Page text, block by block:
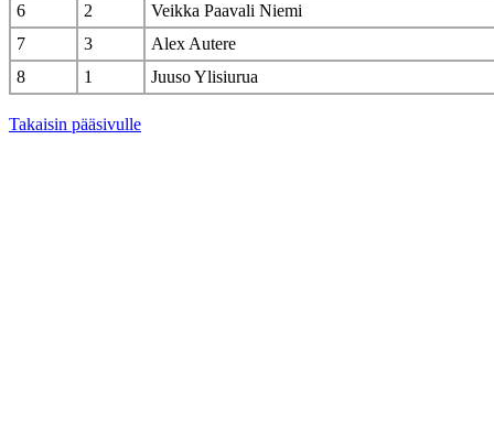
6
2
Veikka Paavali Niemi
7
3
Alex Autere
8
1 Juuso Ylisiurua
Takaisin pääsivulle